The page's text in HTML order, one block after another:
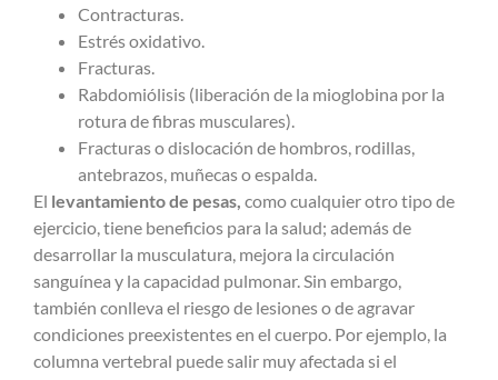
Contracturas.
Estrés oxidativo.
Fracturas.
Rabdomiólisis (liberación de la mioglobina por la
rotura de fibras musculares).
Fracturas o dislocación de hombros, rodillas,
antebrazos, muñecas o espalda.
El levantamiento de pesas, como cualquier otro tipo de
ejercicio, tiene beneficios para la salud; además de
desarrollar la musculatura, mejora la circulación
sanguínea y la capacidad pulmonar. Sin embargo,
también conlleva el riesgo de lesiones o de agravar
condiciones preexistentes en el cuerpo. Por ejemplo, la
columna vertebral puede salir muy afectada si el